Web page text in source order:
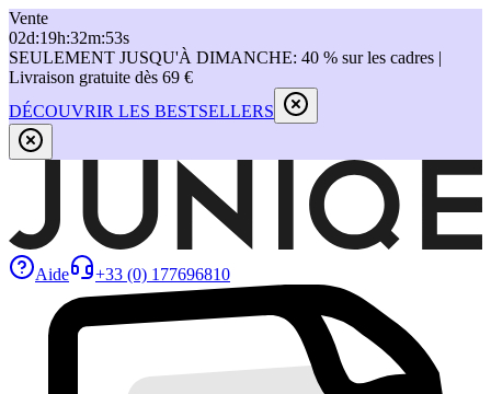
Vente
02d:19h:32m:53s
SEULEMENT JUSQU'À DIMANCHE: 40 % sur les cadres |
Livraison gratuite dès 69 €
DÉCOUVRIR LES BESTSELLERS
Aide +33 (0) 177696810